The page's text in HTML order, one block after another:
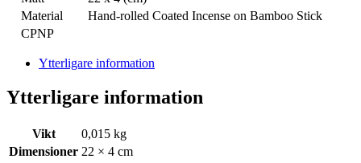
Material
Hand-rolled Coated Incense on Bamboo Stick
CPNP
Ytterligare information
Ytterligare information
Vikt
0,015 kg
Dimensioner 22 × 4 cm